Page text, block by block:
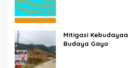
Mitigasi
Budaya Gayo